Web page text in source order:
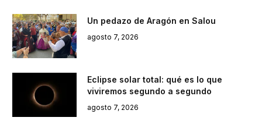
Un pedazo de Aragón en Salou
agosto 7, 2026
Eclipse solar total: qué es lo que
viviremos segundo a segundo
agosto 7, 2026